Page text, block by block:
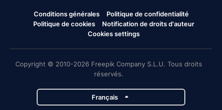
Conditions générales
Politique de confidentialité
Politique de cookies
Notification de droits d'auteur
Cookies settings
Copyright © 2010-2026 Freepik Company S.L.U. Tous droits
réservés.
Français